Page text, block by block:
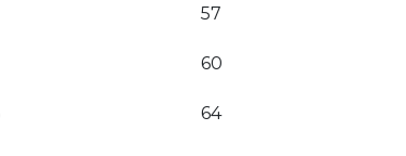
57
60
64